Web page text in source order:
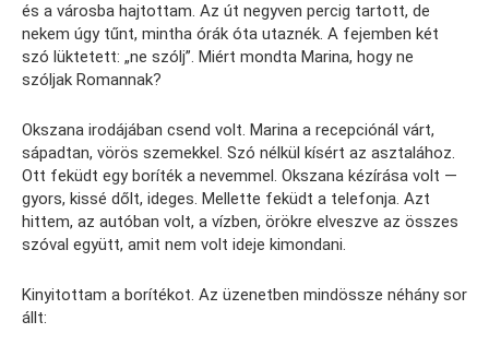
és a városba hajtottam. Az út negyven percig tartott, de
nekem úgy tűnt, mintha órák óta utaznék. A fejemben két
szó lüktetett: „ne szólj”. Miért mondta Marina, hogy ne
szóljak Romannak?
Okszana irodájában csend volt. Marina a recepciónál várt,
sápadtan, vörös szemekkel. Szó nélkül kísért az asztalához.
Ott feküdt egy boríték a nevemmel. Okszana kézírása volt —
gyors, kissé dőlt, ideges. Mellette feküdt a telefonja. Azt
hittem, az autóban volt, a vízben, örökre elveszve az összes
szóval együtt, amit nem volt ideje kimondani.
Kinyitottam a borítékot. Az üzenetben mindössze néhány sor
állt: